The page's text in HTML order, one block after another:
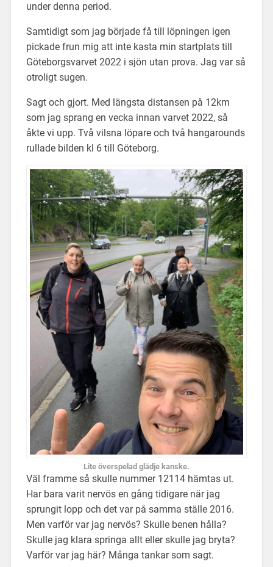
under denna period.
Samtidigt som jag började få till löpningen igen
pickade frun mig att inte kasta min startplats till
Göteborgsvarvet 2022 i sjön utan prova. Jag var så
otroligt sugen.
Sagt och gjort. Med längsta distansen på 12km
som jag sprang en vecka innan varvet 2022, så
åkte vi upp. Två vilsna löpare och två hangarounds
rullade bilden kl 6 till Göteborg.
Lite överspelad glädje kanske.
Väl framme så skulle nummer 12114 hämtas ut.
Har bara varit nervös en gång tidigare när jag
sprungit lopp och det var på samma ställe 2016.
Men varför var jag nervös? Skulle benen hålla?
Skulle jag klara springa allt eller skulle jag bryta?
Varför var jag här? Många tankar som sagt.